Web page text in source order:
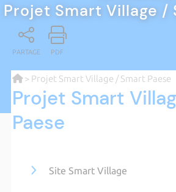
Projet Smart Village /
PARTAGE PDF
> Projet Smart Village / Smart Paese
Projet Smart
Paese
Site Smart Village